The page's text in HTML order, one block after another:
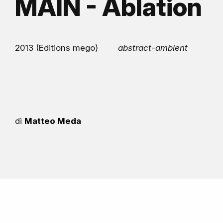
MAIN - Ablation
2013 (Editions mego) abstract-ambient
di Matteo Meda